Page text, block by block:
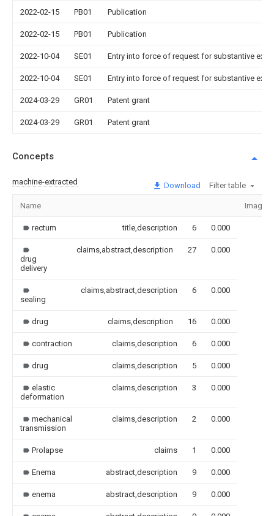
2022-02-15 PB01 Publication
2022-02-15 PB01 Publication
2022-10-04 SE01 Entry into force of request for substantive
2022-10-04 SE01 Entry into force of request for substantive
2024-03-29 GR01 Patent grant
2024-03-29 GR01 Patent grant
Concepts
machine-extracted Download Filter table
Name Image
rectum title,description 6 0.000
drug
delivery
claims,abstract,description 27 0.000
sealing
claims,abstract,description 6 0.000
drug claims,description 16 0.000
contraction claims,description 6 0.000
drug claims,description 5 0.000
elastic
deformation
claims,description 3 0.000
mechanical
transmission
claims,description 2 0.000
Prolapse claims 1 0.000
Enema abstract,description 9 0.000
enema abstract,description 9 0.000